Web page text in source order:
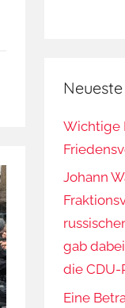
Wichtige
Johann
gab
die CDU-
Eine